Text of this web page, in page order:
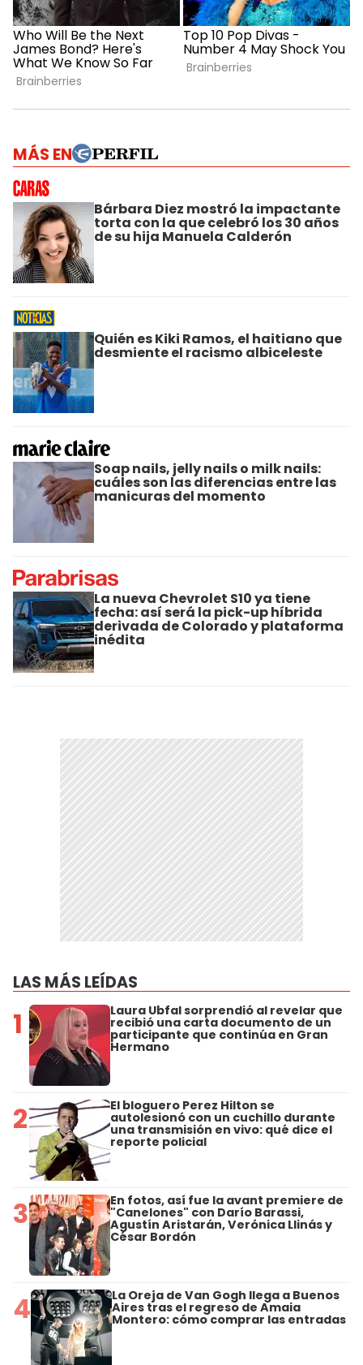
MÁS EN
Bárbara Diez mostró la impactante
torta con la que celebró los 30 años
de su hija Manuela Calderón
Quién es Kiki Ramos, el haitiano que
desmiente el racismo albiceleste
Soap nails, jelly nails o milk nails:
cuáles son las diferencias entre las
manicuras del momento
La nueva Chevrolet S10 ya tiene
fecha: así será la pick-up híbrida
derivada de Colorado y plataforma
inédita
LAS MÁS LEÍDAS
1 Laura Ubfal sorprendió al revelar que
recibió una carta documento de un
participante que continúa en Gran
Hermano
2 El bloguero Perez Hilton se
autolesionó con un cuchillo durante
una transmisión en vivo: qué dice el
reporte policial
3 En fotos, así fue la avant premiere de
"Canelones" con Darío Barassi,
Agustín Aristarán, Verónica Llinás y
César Bordón
4 La Oreja de Van Gogh llega a Buenos
Aires tras el regreso de Amaia
Montero: cómo comprar las entradas